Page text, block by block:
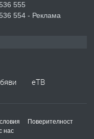
обзаведен
555
554 - Реклама
еТВ
Поверителност
нас